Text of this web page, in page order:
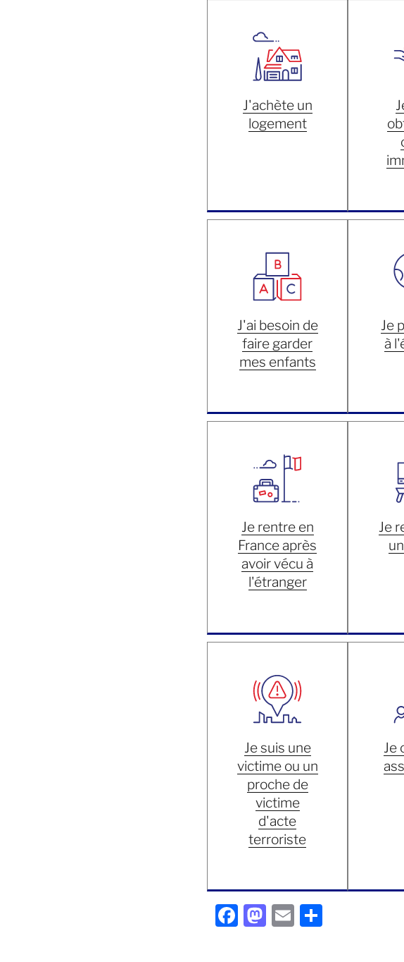
J'achète un
logement
J'ai besoin de
faire garder
mes enfants
Je
à
Je rentre en
France après
avoir vécu à
l'étranger
Je
Je suis une
victime ou un
proche de
victime
d'acte
terroriste
Je
F
M E